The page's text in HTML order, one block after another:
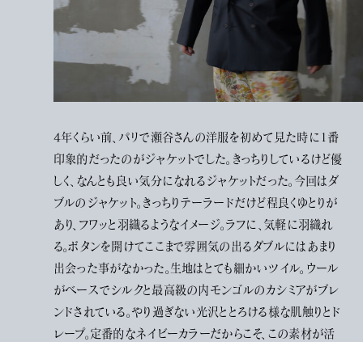
4年くらい前、パリで瀬谷さんの洋服を初めて見た時に1番
印象的だったのがジャケットでした。きっちりしているけど優
しく、なんとも良い気分になれるジャケットだった。今回はダ
ブルのジャケット。きっちりテーラードだけど程良くゆとりが
あり、フワッと羽織るようなイメージ。ラフに、気軽に羽織れ
る。ボタンを開けてここまで雰囲気の出るダブルにはあまり
出会った事がなかった。生地はとても細かいツイル。ウール
がベースでシルクと最高級の内モンゴルのカシミアがブレ
ンドされている。やり過ぎない光沢ととろける様な肌触りとド
レープ。定番的なネイビーカラーだからこそ、この素材が活